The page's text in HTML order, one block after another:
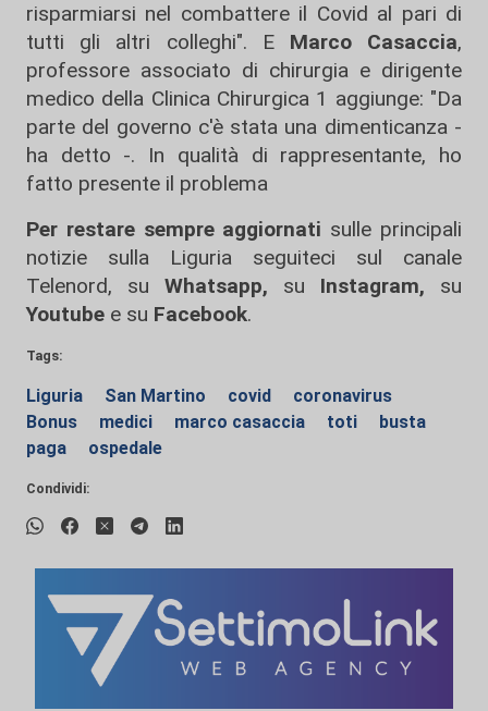
risparmiarsi nel combattere il Covid al pari di
tutti gli altri colleghi". E Marco Casaccia,
professore associato di chirurgia e dirigente
medico della Clinica Chirurgica 1 aggiunge: "Da
parte del governo c'è stata una dimenticanza -
ha detto -. In qualità di rappresentante, ho
fatto presente il problema
Per restare sempre aggiornati sulle principali
notizie sulla Liguria seguiteci sul canale
Telenord, su
Whatsapp, su Instagram, su
Youtube e su Facebook.
Tags:
Liguria San Martino covid
coronavirus
Bonus
medici marco casaccia toti
busta
paga
ospedale
Condividi: